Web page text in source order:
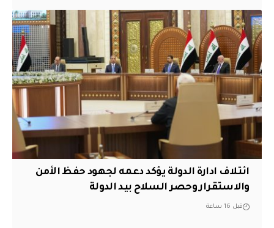
ائتلاف ادارة الدولة يؤكد دعمه لجهود حفظ الأمن
والاستقرار وحصر السلاح بيد الدولة
قبل 16 ساعة